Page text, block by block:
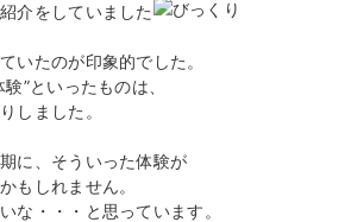
介をしていました
いたのが印象的でした。
”といったものは、
しました。
に、そういった体験が
もしれません。
な・・・と思っています。